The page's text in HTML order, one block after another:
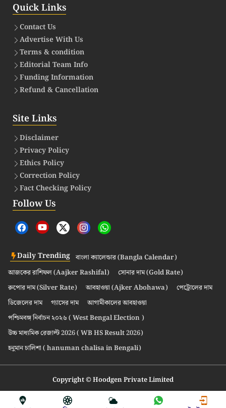
Quick Links
Contact Us
Advertise With Us
Terms & condition
Editorial Team Info
Funding Information
Refund & Cancellation
Site Links
Disclaimer
Privacy Policy
Ethics Policy
Correction Policy
Fact Checking Policy
Follow Us
Daily Trending বাংলা ক্যালেন্ডার (Bangla Calendar)
আজকের রাশিফল (Aajker Rashifal)
সোনার দাম (Gold Rate)
রুপোর দাম (Silver Rate)
আবহাওয়া (Ajker Abohawa)
পেট্রোলের দাম
ডিজেলের দাম
গ্যাসের দাম
আগামীকালের আবহাওয়া
পশ্চিমবঙ্গ নির্বাচন ২০২৬ ( West Bengal Election )
উচ্চ মাধ্যমিক রেজাল্ট 2026 ( WB HS Result 2026)
হনুমান চালিশা ( hanuman chalisa in Bengali)
Copyright © Hoodgen Private Limited